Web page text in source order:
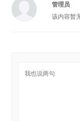
管理员
该内容暂